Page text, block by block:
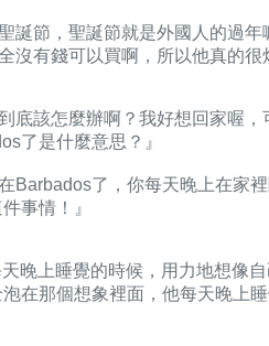
誕節，聖誕節就是外國人的過
沒有錢可以買啊，所以他真的很
底該怎麼辦啊？我好想回家喔
了是什麼意思？』
Barbados了，你每天晚上在家
事情！』
晚上睡覺的時候，用力地想像
在那個想象裡面，他每天晚上